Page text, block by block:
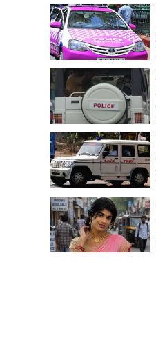
CONTACT US